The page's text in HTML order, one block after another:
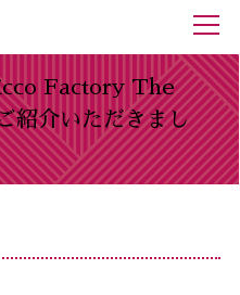
Factory The
紹介いただきまし